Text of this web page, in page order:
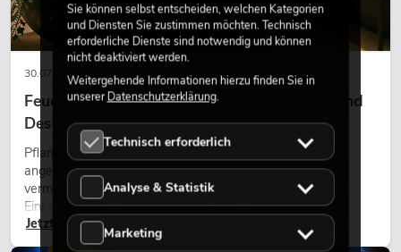
30.07.2026
Feuerhemmende Kunstpflanzen: Sicherheit und
Design perfekt kombiniert
Pflanzen machen Räume lebendig. Sie schaffen eine
angenehme Atmosphäre, verbessern das Ambiente und
vermitteln Natürlichkeit. Ob in Hotels, Restaurants,
Einkaufszentren, Bürogebäuden oder auf Messeständen:
eine hochwertige Begrünung gehört heute längst zum
modernen Raumkonzept.
Jetzt lesen
Sie können selbst entscheiden, welchen Kategorien
und Diensten Sie zustimmen möchten. Technisch
erforderliche Dienste sind notwendig und können
nicht deaktiviert werden.
Weitergehende Informationen hierzu finden Sie in
unsererDatenschutzerklärung.
Technisch erforderlich
Analyse & Statistik
Marketing